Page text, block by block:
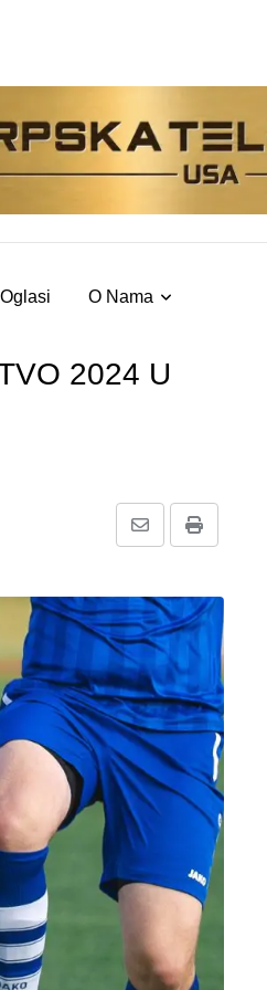
Oglasi O Nama
2024 U
Print
Share
Email